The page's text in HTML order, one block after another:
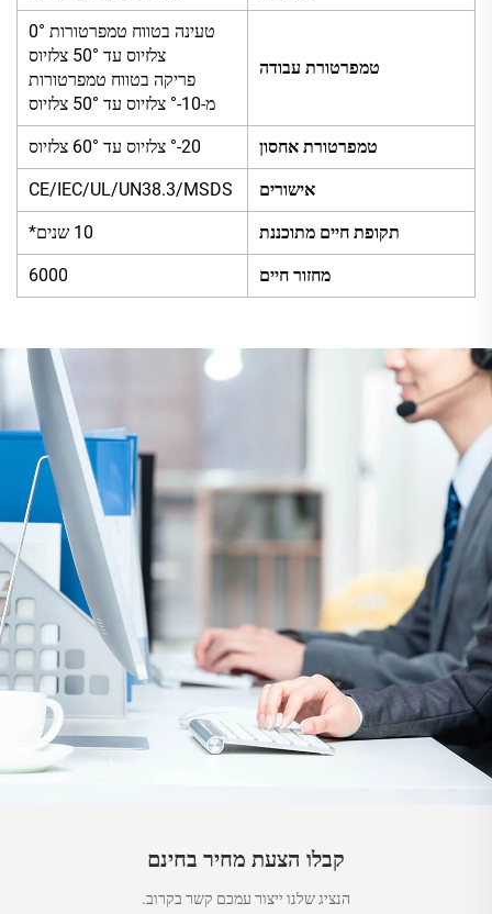
טמפרטורת עבודה
טעינה בטווח טמפרטורות 0°
צלזיוס עד 50° צלזיוס
פריקה בטווח טמפרטורות
מ-10-° צלזיוס עד 50° צלזיוס
טמפרטורת אחסון 20-° צלזיוס עד 60° צלזיוס
אישורים CE/IEC/UL/UN38.3/MSDS
תקופת חיים מתוכננת 10 שנים*
מחזור חיים 6000
קבלו הצעת מחיר בחינם
הנציג שלנו ייצור עמכם קשר בקרוב.